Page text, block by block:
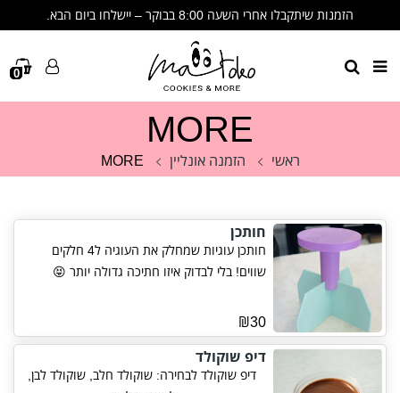
הזמנות שיתקבלו אחרי השעה 8:00 בבוקר – יישלחו ביום הבא.
תודה על ההבנה, הסבלנות והתמיכה. זה לא מובן מאליו. 🩷
0
MORE
ראשי הזמנה אונליין MORE
חותכן
חותכן עוגיות שמחלק את העוגיה ל4 חלקים
שווים! בלי לבדוק איזו חתיכה גדולה יותר 😝
₪30
דיפ שוקולד
דיפ שוקולד לבחירה: שוקולד חלב, שוקולד לבן,